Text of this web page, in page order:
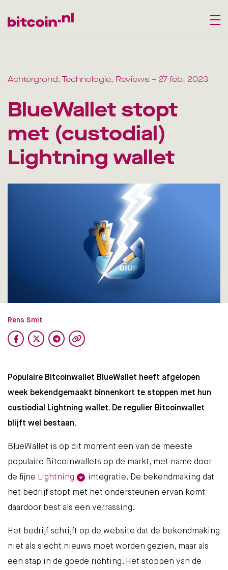
Achtergrond, Technologie, Reviews – 27 feb. 2023
BlueWallet stopt
met (custodial)
Lightning wallet
Rens Smit
Populaire Bitcoinwallet BlueWallet heeft afgelopen
week bekendgemaakt binnenkort te stoppen met hun
custiodial Lightning wallet. De regulier Bitcoinwallet
blijft wel bestaan.
BlueWallet is op dit moment een van de meeste
populaire Bitcoinwallets op de markt, met name door
de fijne Lightning
integratie. De bekendmaking dat
het bedrijf stopt met het ondersteunen ervan komt
daardoor best als een verrassing.
Het bedrijf schrijft op de website dat de bekendmaking
niet als slecht nieuws moet worden gezien, maar als
een stap in de goede richting. Het stoppen van de